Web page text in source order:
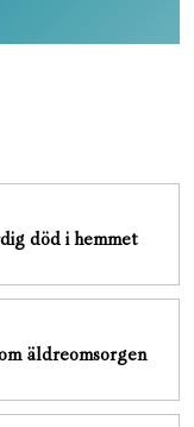
död i hemmet
äldreomsorgen